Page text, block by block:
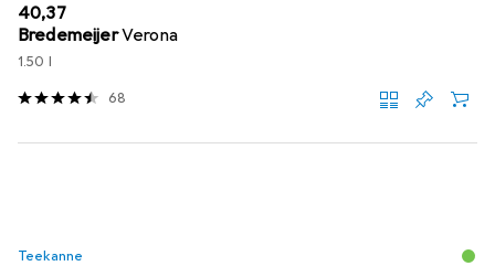
EUR
40,37
BredemeijerVerona
1.50 l
68
Teekanne